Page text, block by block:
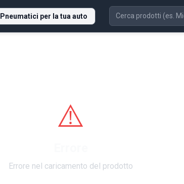
Pneumatici per la tua auto
⚠️
Errore nel caricamento del prodotto